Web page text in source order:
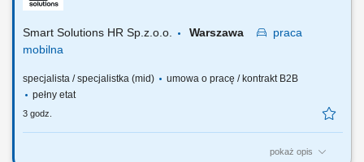
serwisowych, rozwiązywanie problemów technicznych u klientów,
Smart Solutions HR Sp.z.o.o. Warszawa
praca
mobilna
specjalista / specjalistka (mid)
umowa o pracę / kontrakt B2B
pełny etat
3 godz.
pokaż opis